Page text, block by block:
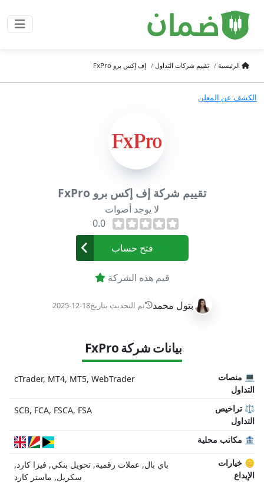
الرئيسية تقييم شركات التداول إف إكس برو FxPro
الكشف عن المعلن
تقييم شركة إف إكس برو FxPro
لا يوجد أصوات
0.0
بتول محمد تم التحديث بتاريخ2025-12-18
فتح حساب
قيم هذه الشركة
بيانات شركة FxPro
cTrader, MT4, MT5, WebTrader
💻 منصات
التداول
SCB, FCA, FSCA, FSA
⚖️ تراخيص
التداول
🏦 مكاتب محلية
باي بال, عملات رقمية, تحويل بنكي, فيزا كارد,
سكريل, ماستر كارد
🪙 خيارات
الإيداع